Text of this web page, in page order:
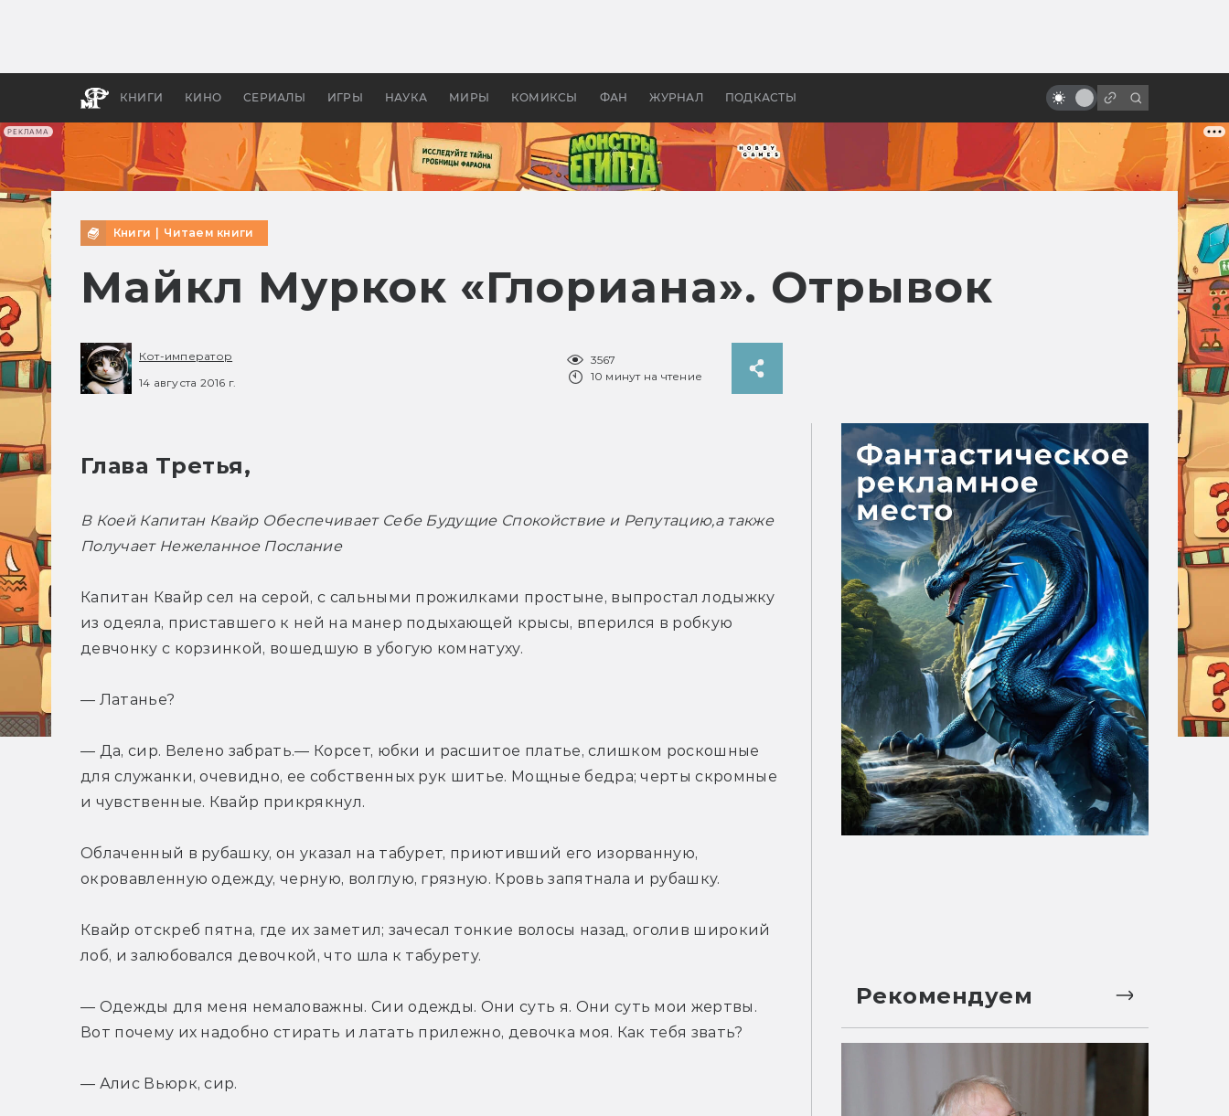
РЕКЛАМА
КНИГИ КИНО СЕРИАЛЫ ИГРЫ НАУКА МИРЫ КОМИКСЫ ФАН ЖУРНАЛ ПОДКАСТЫ
бы «Властелина колец»
Древней Грецией
раз, чем Шон Бин
Книги Читаем книги
Майкл Муркок «Глориана». Отрывок
Кот-император
14 августа 2016 г.
3567
10 минут на чтение
Глава Третья,
В Коей Капитан Квайр Обеспечивает Себе Будущие Спокойствие и Репутацию,а также
Получает Нежеланное Послание
Капитан Квайр сел на серой, с сальными прожилками простыне, выпростал лодыжку
из одеяла, приставшего к ней на манер подыхающей крысы, вперился в робкую
девчонку с корзинкой, вошедшую в убогую комнатуху.
— Латанье?
— Да, сир. Велено забрать.— Корсет, юбки и расшитое платье, слишком роскошные
для служанки, очевидно, ее собственных рук шитье. Мощные бедра; черты скромные
и чувственные. Квайр прикрякнул.
Облаченный в рубашку, он указал на табурет, приютивший его изорванную,
окровавленную одежду, черную, волглую, грязную. Кровь запятнала и рубашку.
Квайр отскреб пятна, где их заметил; зачесал тонкие волосы назад, оголив широкий
лоб, и залюбовался девочкой, что шла к табурету.
— Одежды для меня немаловажны. Сии одежды. Они суть я. Они суть мои жертвы.
Вот почему их надобно стирать и латать прилежно, девочка моя. Как тебя звать?
— Алис Вьюрк, сир.
Рекомендуем